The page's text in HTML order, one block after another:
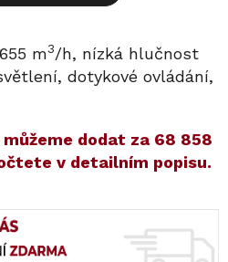
m3/h, nízká hlučnost
dotykové ovládání,
dodat za 68 858
v detailním popisu.